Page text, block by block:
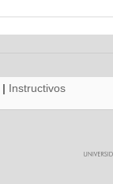
| Instructivos